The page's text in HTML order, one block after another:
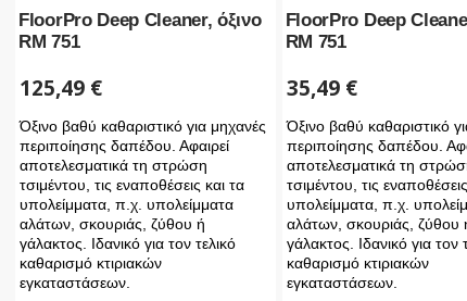
FloorPro Deep Cleaner, όξινο
RM 751
125,49 €
Όξινο βαθύ καθαριστικό για μηχανές
περιποίησης δαπέδου. Αφαιρεί
αποτελεσματικά τη στρώση
τσιμέντου, τις εναποθέσεις και τα
υπολείμματα, π.χ. υπολείμματα
αλάτων, σκουριάς, ζύθου ή
γάλακτος. Ιδανικό για τον τελικό
καθαρισμό κτιριακών
εγκαταστάσεων.
FloorPro Deep
RM 751
35,49 €
Όξινο βαθύ καθαριστικό
περιποίησης δαπέδου.
αποτελεσματικά τη
τσιμέντου, τις
υπολείμματα, π.χ.
αλάτων, σκουριάς, ζύθου
γάλακτος. Ιδανικό για τον
καθαρισμό κτιριακών
εγκαταστάσεων.